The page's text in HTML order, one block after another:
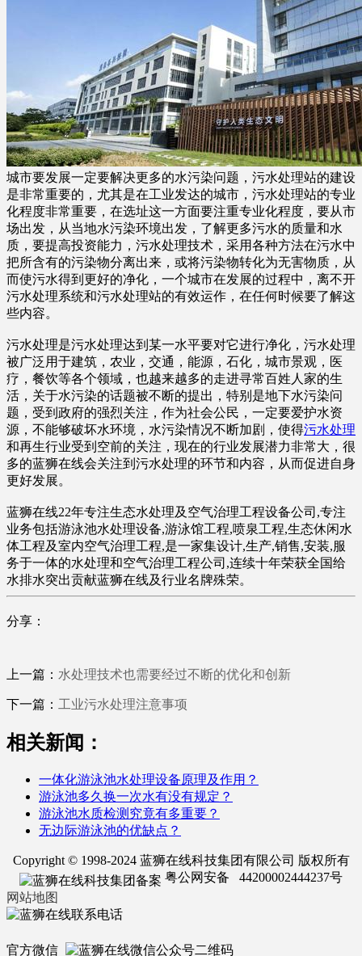
城市要发展一定要解决更多的水污染问题，污水处理站的建设
是非常重要的，尤其是在工业发达的城市，污水处理站的专业
化程度非常重要，在选址这一方面要注重专业化程度，要从市
场出发，从当地水污染环境出发，了解更多污水的质量和水
质，要提高投资能力，污水处理技术，采用各种方法在污水中
把所含有的污染物分离出来，或将污染物转化为无害物质，从
而使污水得到更好的净化，一个城市在发展的过程中，离不开
污水处理系统和污水处理站的有效运作，在任何时候要了解这
些内容。
污水处理是污水处理达到某一水平要对它进行净化，污水处理
被广泛用于建筑，农业，交通，能源，石化，城市景观，医
疗，餐饮等各个领域，也越来越多的走进寻常百姓人家的生
活，关于水污染的话题被不断的提出，特别是地下水污染问
题，受到政府的强烈关注，作为社会公民，一定要爱护水资
源，不能够破坏水环境，水污染情况不断加剧，使得污水处理
和再生行业受到空前的关注，现在的行业发展潜力非常大，很
多的蓝狮在线会关注到污水处理的环节和内容，从而促进自身
更好发展。
蓝狮在线22年专注生态水处理及空气治理工程设备公司,专注
业务包括游泳池水处理设备,游泳馆工程,喷泉工程,生态休闲水
体工程及室内空气治理工程,是一家集设计,生产,销售,安装,服
务于一体的水处理和空气治理工程公司,连续十年荣获全国给
水排水突出贡献蓝狮在线及行业名牌殊荣。
分享：
上一篇： 水处理技术也需要经过不断的优化和创新
下一篇： 工业污水处理注意事项
相关新闻：
一体化游泳池水处理设备原理及作用？
游泳池多久换一次水有没有规定？
游泳池水质检测究竟有多重要？
无边际游泳池的优缺点？
Copyright © 1998-2024 蓝狮在线科技集团有限公司 版权所有
粤公网安备 44200002444237号
网站地图
官方微信